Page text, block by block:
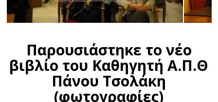
Παρουσιάστηκε το νέο
βιβλίο του Καθηγητή Α.Π.Θ
Πάνου Τσολάκη
(φωτογραφίες)